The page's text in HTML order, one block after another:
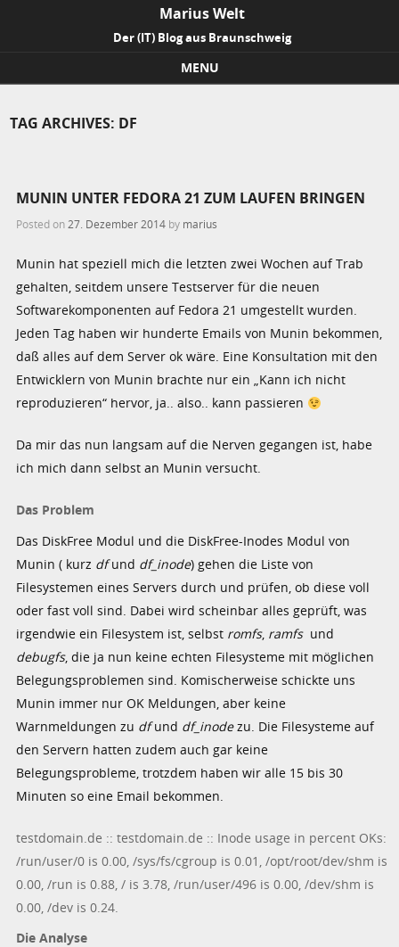
Marius Welt
Der (IT) Blog aus Braunschweig
MENU
TAG ARCHIVES: DF
MUNIN UNTER FEDORA 21 ZUM LAUFEN BRINGEN
Posted on 27. Dezember 2014 by marius
Munin hat speziell mich die letzten zwei Wochen auf Trab
gehalten, seitdem unsere Testserver für die neuen
Softwarekomponenten auf Fedora 21 umgestellt wurden.
Jeden Tag haben wir hunderte Emails von Munin bekommen,
daß alles auf dem Server ok wäre. Eine Konsultation mit den
Entwicklern von Munin brachte nur ein „Kann ich nicht
reproduzieren“ hervor, ja.. also.. kann passieren
Da mir das nun langsam auf die Nerven gegangen ist, habe
ich mich dann selbst an Munin versucht.
Das Problem
Das DiskFree Modul und die DiskFree-Inodes Modul von
Munin ( kurz dfund df_inode) gehen die Liste von
Filesystemen eines Servers durch und prüfen, ob diese voll
oder fast voll sind. Dabei wird scheinbar alles geprüft, was
irgendwie ein Filesystem ist, selbst romfs, ramfsund
debugfs, die ja nun keine echten Filesysteme mit möglichen
Belegungsproblemen sind. Komischerweise schickte uns
Munin immer nur OK Meldungen, aber keine
Warnmeldungen zu dfund df_inodezu. Die Filesysteme auf
den Servern hatten zudem auch gar keine
Belegungsprobleme, trotzdem haben wir alle 15 bis 30
Minuten so eine Email bekommen.
testdomain.de :: testdomain.de :: Inode usage in percent OKs:
/run/user/0 is 0.00, /sys/fs/cgroup is 0.01, /opt/root/dev/shm is
0.00, /run is 0.88, / is 3.78, /run/user/496 is 0.00, /dev/shm is
0.00, /dev is 0.24.
Die Analyse